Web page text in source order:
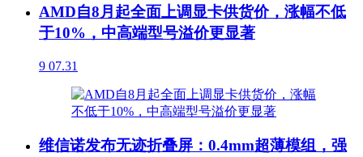
AMD自8月起全面上调显卡供货价，涨幅不低
于10%，中高端型号溢价更显著
9 07.31
维信诺发布无迹折叠屏：0.4mm超薄模组，强